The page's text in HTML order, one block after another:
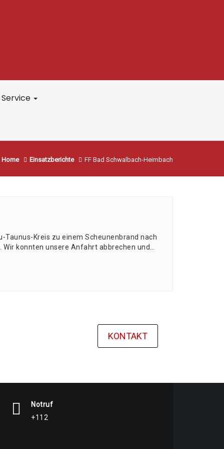
Service
Home Einsatzberichte FF Bad Schwalbach-Heimbach
Kreis zu einem Scheu­nen­brand nach
konn­ten unse­re Anfahrt abbre­chen und…
KONTAKT
Notruf
+112